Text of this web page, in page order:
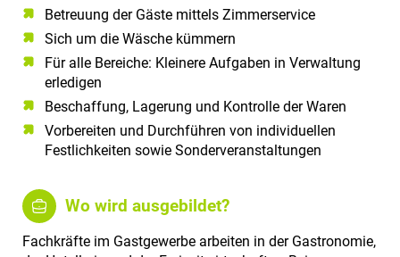
Betreuung der Gäste mittels Zimmerservice
Sich um die Wäsche kümmern
Für alle Bereiche: Kleinere Aufgaben in Verwaltung
erledigen
Beschaffung, Lagerung und Kontrolle der Waren
Vorbereiten und Durchführen von individuellen
Festlichkeiten sowie Sonderveranstaltungen
Wo wird ausgebildet?
Fachkräfte im Gastgewerbe arbeiten in der Gastronomie,